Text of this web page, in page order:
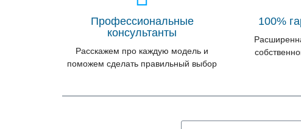
Профессиональные
консультанты
Расскажем про каждую модель и
поможем сделать правильный выбор
100%